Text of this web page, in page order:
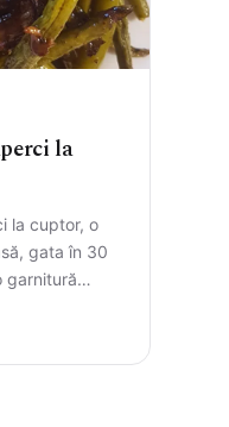
la
la cuptor, o
gata în 30
garnitură